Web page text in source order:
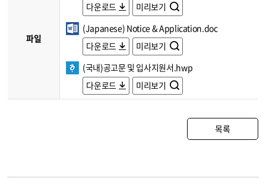
파일
다운로드
미리보기
(Japanese) Notice & Application.doc
다운로드
미리보기
(국내)공고문 및 입사지원서.hwp
다운로드
미리보기
목록